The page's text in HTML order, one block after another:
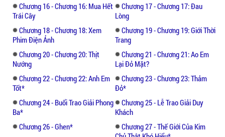
Tuy Phùng Vân Hi cảm thấy rất buồn nhưng
đồng thời cũng cảm thấy vui thay cho Tô
Duệ. Ai mà ngờ được, Tô Duệ là một tên cặn
bã. Khi anh ta thành danh thì trực tiếp bám
lấy một cô tiểu thư nhà giàu. Đã vậy, anh ta
còn đặt điều bịa đặt về cô trước mặt giới
truyền thông. Cô tiểu thư nhà giàu kia đang
đắm chìm trong tình yêu nên suốt ngày
nhắm vào cô. Thậm chí, cô ta còn có ý định
giết cô.
Chương 16 - Chương 16: Mua Hết
Trái Cây
Chương 17 - Chương 17: Đau
Lòng
Chương 18 - Chương 18: Xem
Phim Điện Ảnh
Chương 19 - Chương 19: Giới Thời
Trang
Chương 20 - Chương 20: Thịt
Nướng
Chương 21 - Chương 21: Ao Em
Lại Đỏ Mặt?
Chương 22 - Chương 22: Anh Em
Tốt*
Chương 23 - Chương 23: Thảm
Đỏ*
Chương 24 - Buổi Trao Giải Phong
Ba*
Chương 25 - Lễ Trao Giải Duy
Khách
Chương 26 - Ghen*
Chương 27 - Thế Giới Của Kim